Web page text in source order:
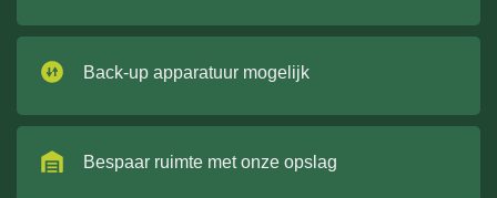
Back-up apparatuur mogelijk
Bespaar ruimte met onze opslag